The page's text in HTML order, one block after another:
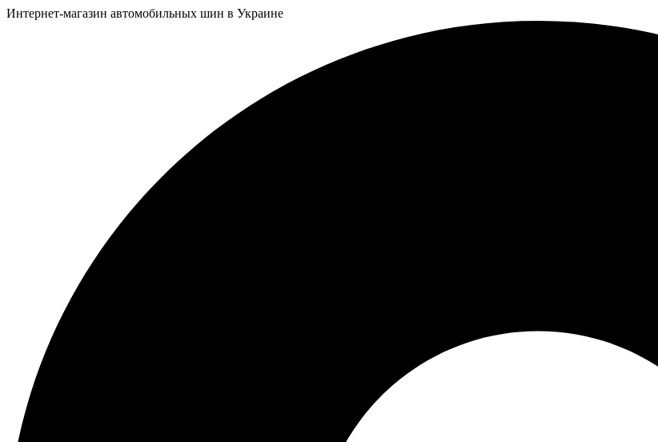
Интернет-магазин автомобильных шин в Украине